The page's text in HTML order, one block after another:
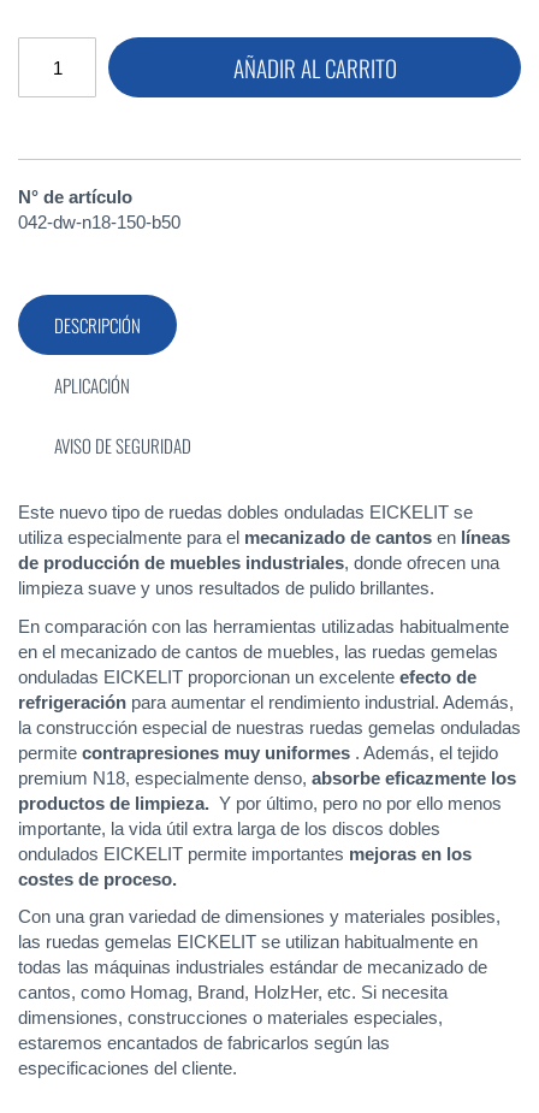
AÑADIR AL CARRITO
N° de artículo
042-dw-n18-150-b50
DESCRIPCIÓN
Este nuevo tipo de ruedas dobles onduladas EICKELIT se
utiliza especialmente para el mecanizado de cantos en líneas
de producción de muebles industriales, donde ofrecen una
limpieza suave y unos resultados de pulido brillantes.
En comparación con las herramientas utilizadas habitualmente
en el mecanizado de cantos de muebles, las ruedas gemelas
onduladas EICKELIT proporcionan un excelente efecto de
refrigeración para aumentar el rendimiento industrial. Además,
la construcción especial de nuestras ruedas gemelas onduladas
permite contrapresiones muy uniformes . Además, el tejido
premium N18, especialmente denso, absorbe eficazmente los
productos de limpieza. Y por último, pero no por ello menos
importante, la vida útil extra larga de los discos dobles
ondulados EICKELIT permite importantes mejoras en los
costes de proceso.
Con una gran variedad de dimensiones y materiales posibles,
las ruedas gemelas EICKELIT se utilizan habitualmente en
todas las máquinas industriales estándar de mecanizado de
cantos, como Homag, Brand, HolzHer, etc. Si necesita
dimensiones, construcciones o materiales especiales,
estaremos encantados de fabricarlos según las
especificaciones del cliente.
APLICACIÓN
AVISO DE SEGURIDAD